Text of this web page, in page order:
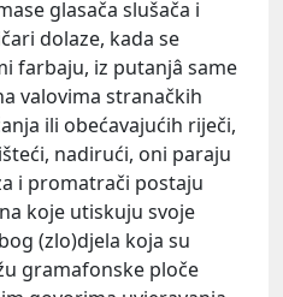
glasača slušača i
dolaze, kada se
farbaju, iz putanjâ same
valovima stranačkih
ili obećavajućih riječi,
nadirući, oni paraju
i promatrači postaju
koje utiskuju svoje
(zlo)djela koja su
gramafonske ploče